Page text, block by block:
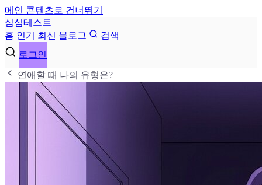
메인 콘텐츠로 건너뛰기
심심테 스 트
홈 인기 최신 블로그
검색
로그인
연애할 때 나의 유형은?